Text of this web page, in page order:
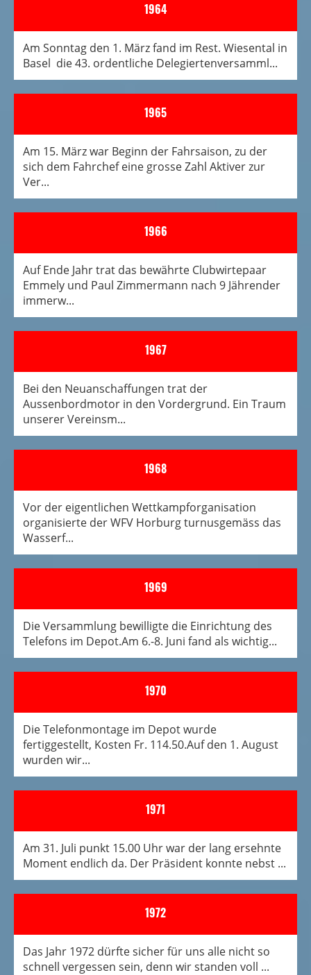
1964
Am Sonntag den 1. März fand im Rest. Wiesental in
Basel die 43. ordentliche Delegiertenversamml...
1965
Am 15. März war Beginn der Fahrsaison, zu der
sich dem Fahrchef eine grosse Zahl Aktiver zur
Ver...
1966
Auf Ende Jahr trat das bewährte Clubwirtepaar
Emmely und Paul Zimmermann nach 9 Jährender
immerw...
1967
Bei den Neuanschaffungen trat der
Aussenbordmotor in den Vordergrund. Ein Traum
unserer Vereinsm...
1968
Vor der eigentlichen Wettkampforganisation
organisierte der WFV Horburg turnusgemäss das
Wasserf...
1969
Die Versammlung bewilligte die Einrichtung des
Tele­fons im Depot.Am 6.-8. Juni fand als wichtig...
1970
Die Telefonmontage im Depot wurde
fertiggestellt, Kosten Fr. 114.50.Auf den 1. August
wurden wir...
1971
Am 31. Juli punkt 15.00 Uhr war der lang ersehnte
Moment endlich da. Der Präsident konnte nebst ...
1972
Das Jahr 1972 dürfte sicher für uns alle nicht so
schnell vergessen sein, denn wir standen voll ...